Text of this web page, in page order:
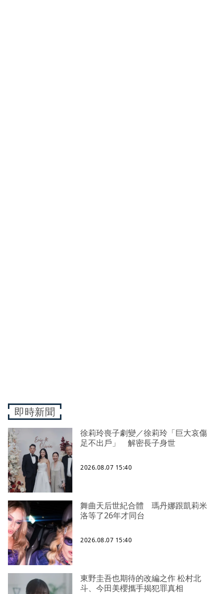
即時新聞
徐莉玲喪子劇變／徐莉玲「巨大哀傷
足不出戶」 解密長子身世
2026.08.07 15:40
舞曲天后世紀合體 瑪丹娜跟凱莉米
洛等了26年才同台
2026.08.07 15:40
東野圭吾也期待的改編之作 松村北
斗、今田美櫻攜手揭犯罪真相